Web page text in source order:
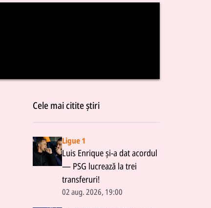
Cele mai citite știri
Ligue 1
Luis Enrique și-a dat acordul
— PSG lucrează la trei
transferuri!
02 aug. 2026, 19:00